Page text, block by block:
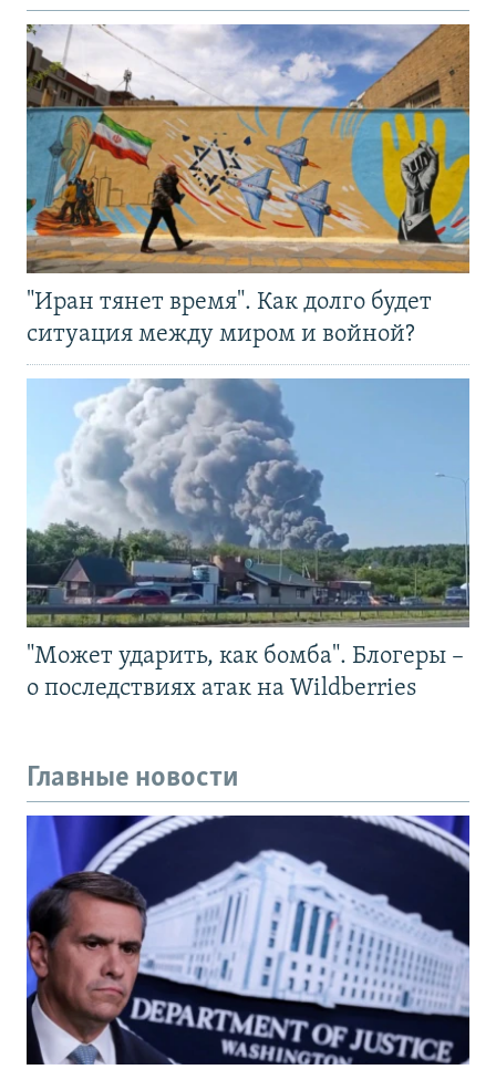
"Иран тянет время". Как долго будет
ситуация между миром и войной?
"Может ударить, как бомба". Блогеры –
о последствиях атак на Wildberries
Главные новости